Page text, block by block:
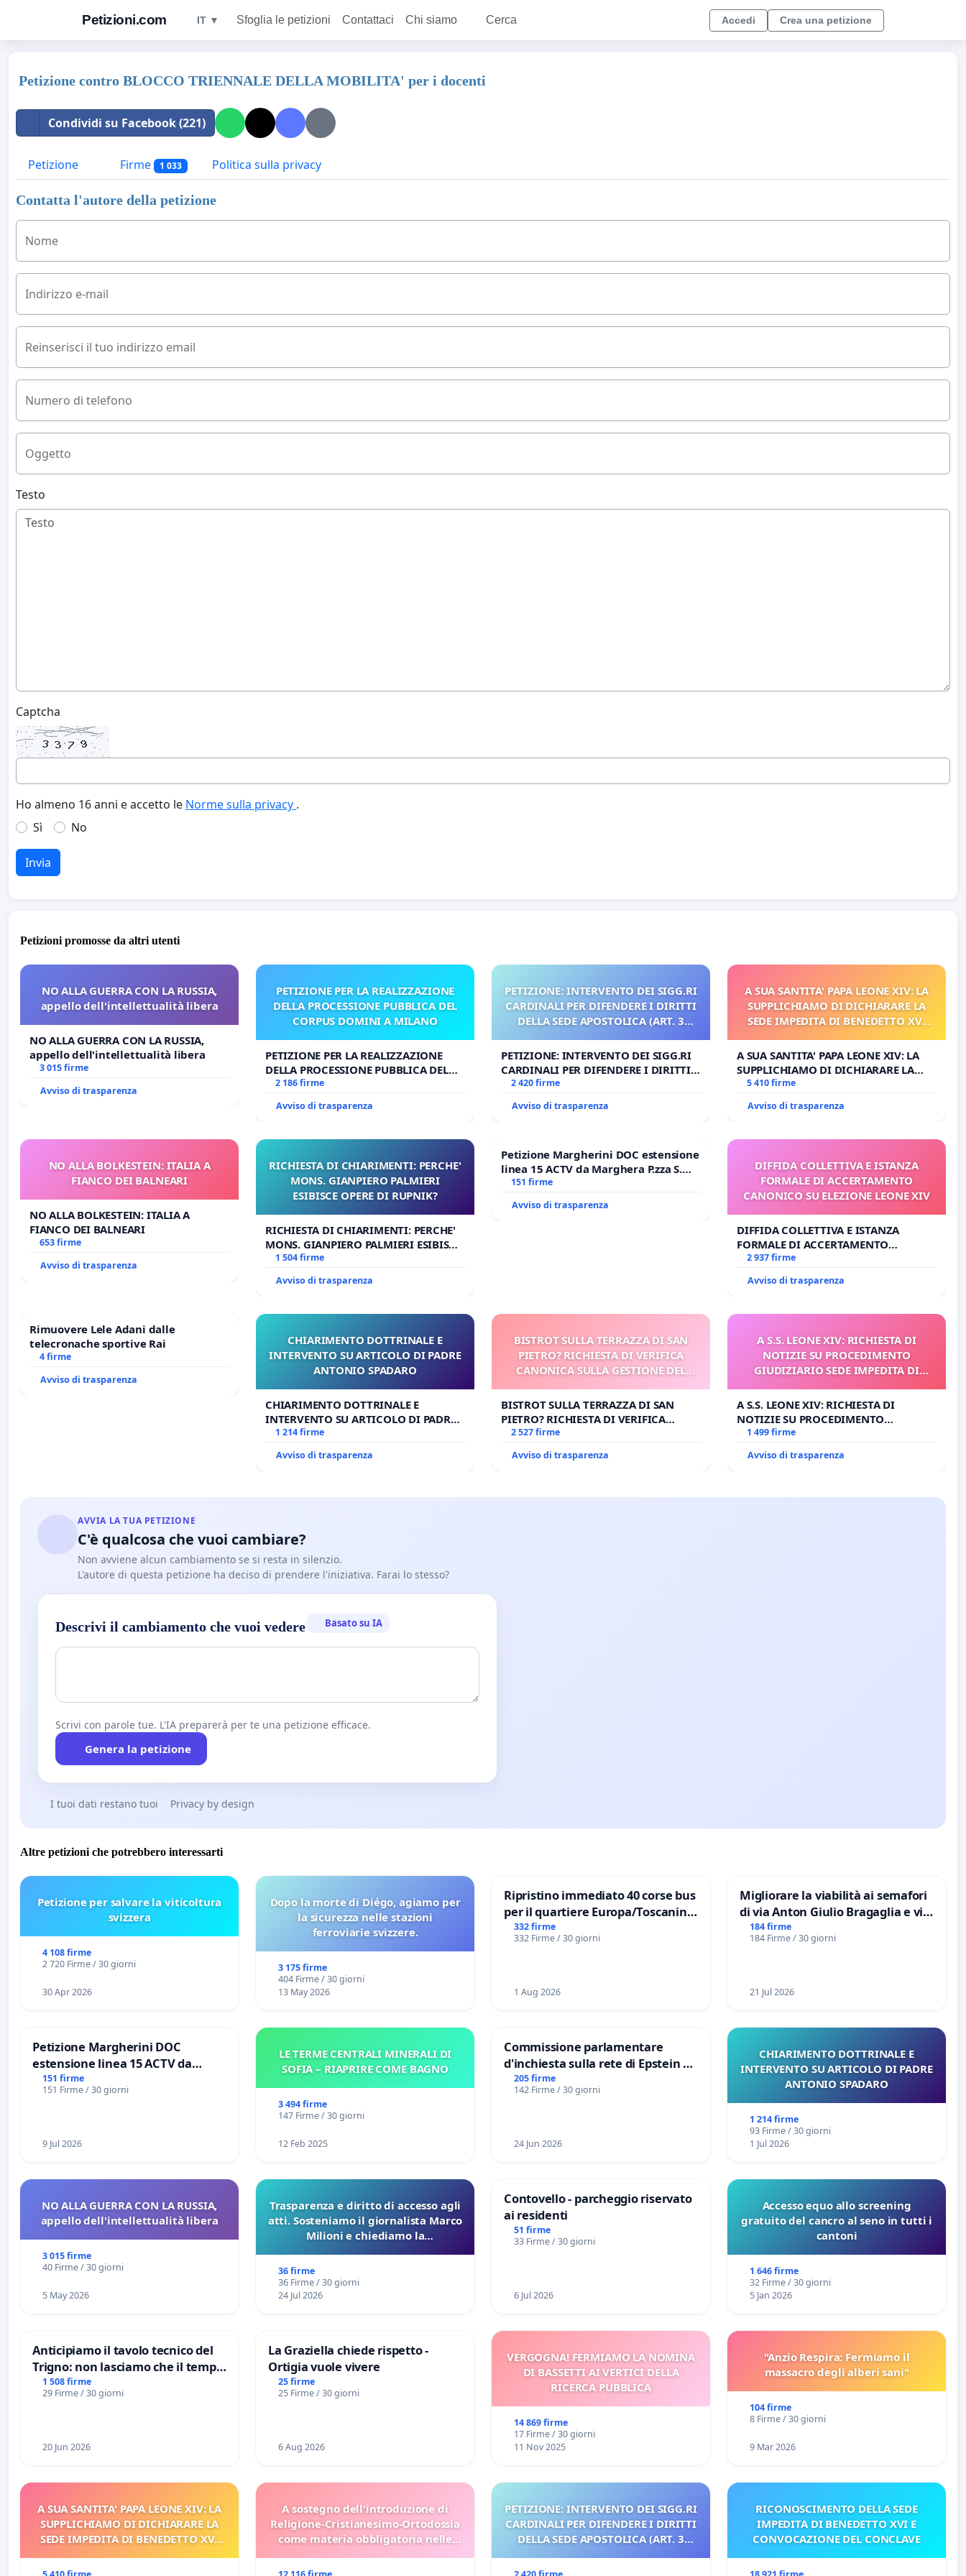
Petizioni.com IT ▼ Sfoglia le petizioni Contattaci Chi siamo Cerca Accedi Crea una petizione
Petizione contro BLOCCO TRIENNALE DELLA MOBILITA' per i docenti
Condividi su Facebook (221)
Petizione Firme 1 033 Politica sulla privacy
Contatta l'autore della petizione
Nome
Indirizzo e-mail
Reinserisci il tuo indirizzo email
Numero di telefono
Oggetto
Testo
Captcha
Ho almeno 16 anni e accetto le Norme sulla privacy .
Sì
No
Invia
Petizioni promosse da altri utenti
NO ALLA GUERRA CON LA RUSSIA,
appello dell'intellettualità libera
NO ALLA GUERRA CON LA RUSSIA,
appello dell'intellettualità libera
3 015 firme
Avviso di trasparenza
PETIZIONE PER LA REALIZZAZIONE
DELLA PROCESSIONE PUBBLICA DEL
CORPUS DOMINI A MILANO
PETIZIONE PER LA REALIZZAZIONE
DELLA PROCESSIONE PUBBLICA DEL
CORPUS DOMINI A MILANO
2 186 firme
Avviso di trasparenza
PETIZIONE: INTERVENTO DEI SIGG.RI
CARDINALI PER DIFENDERE I DIRITTI
DELLA SEDE APOSTOLICA (ART. 3
PETIZIONE: INTERVENTO DEI SIGG.RI
CARDINALI PER DIFENDERE I DIRITTI
DELLA SEDE APOSTOLICA (ART. 3 UDG)
2 420 firme
Avviso di trasparenza
A SUA SANTITA' PAPA LEONE XIV: LA
SUPPLICHIAMO DI DICHIARARE LA
SEDE IMPEDITA DI BENEDETTO XVI
PROCESSO
A SUA SANTITA' PAPA LEONE XIV: LA
SUPPLICHIAMO DI DICHIARARE LA
SEDE IMPEDITA DI BENEDETTO XVI E/O
5 410 firme
Avviso di trasparenza
NO ALLA BOLKESTEIN: ITALIA A
FIANCO DEI BALNEARI
NO ALLA BOLKESTEIN: ITALIA A
FIANCO DEI BALNEARI
653 firme
Avviso di trasparenza
RICHIESTA DI CHIARIMENTI: PERCHE'
MONS. GIANPIERO PALMIERI
ESIBISCE OPERE DI RUPNIK?
RICHIESTA DI CHIARIMENTI: PERCHE'
MONS. GIANPIERO PALMIERI ESIBISCE
OPERE DI RUPNIK?
1 504 firme
Avviso di trasparenza
Petizione Margherini DOC estensione
linea 15 ACTV da Marghera P.zza S.
Antonio all'aeroporto Marco Polo
151 firme
Avviso di trasparenza
DIFFIDA COLLETTIVA E ISTANZA
FORMALE DI ACCERTAMENTO
CANONICO SU ELEZIONE LEONE XIV
DIFFIDA COLLETTIVA E ISTANZA
FORMALE DI ACCERTAMENTO
CANONICO SU ELEZIONE LEONE XIV
2 937 firme
Avviso di trasparenza
Rimuovere Lele Adani dalle
telecronache sportive Rai
4 firme
Avviso di trasparenza
CHIARIMENTO DOTTRINALE E
INTERVENTO SU ARTICOLO DI PADRE
ANTONIO SPADARO
CHIARIMENTO DOTTRINALE E
INTERVENTO SU ARTICOLO DI PADRE
ANTONIO SPADARO
1 214 firme
Avviso di trasparenza
BISTROT SULLA TERRAZZA DI SAN
PIETRO? RICHIESTA DI VERIFICA
CANONICA SULLA GESTIONE DEL
BISTROT SULLA TERRAZZA DI SAN
PIETRO? RICHIESTA DI VERIFICA
CANONICA SULLA GESTIONE DEL
2 527 firme
Avviso di trasparenza
A S.S. LEONE XIV: RICHIESTA DI
NOTIZIE SU PROCEDIMENTO
GIUDIZIARIO SEDE IMPEDITA DI
A S.S. LEONE XIV: RICHIESTA DI
NOTIZIE SU PROCEDIMENTO
GIUDIZIARIO SEDE IMPEDITA DI
1 499 firme
Avviso di trasparenza
AVVIA LA TUA PETIZIONE
C'è qualcosa che vuoi cambiare?
Non avviene alcun cambiamento se si resta in silenzio.
L'autore di questa petizione ha deciso di prendere l'iniziativa. Farai lo stesso?
Descrivi il cambiamento che vuoi vedere Basato su IA
Scrivi con parole tue. L'IA preparerà per te una petizione efficace.
Genera la petizione
I tuoi dati restano tuoi Privacy by design
Altre petizioni che potrebbero interessarti
Petizione per salvare la viticoltura
svizzera
4 108 firme
2 720 Firme / 30 giorni
30 Apr 2026
Dopo la morte di Diégo, agiamo per
la sicurezza nelle stazioni
ferroviarie svizzere.
3 175 firme
404 Firme / 30 giorni
13 May 2026
Ripristino immediato 40 corse bus
per il quartiere Europa/Toscanini
di Aprilia
332 firme
332 Firme / 30 giorni
1 Aug 2026
Migliorare la viabilità ai semafori
di via Anton Giulio Bragaglia e via
Tieri XV MUNICIPIO DI ROMA
184 firme
184 Firme / 30 giorni
21 Jul 2026
Petizione Margherini DOC
estensione linea 15 ACTV da
Marghera P.zza S. Antonio
all'aeroporto Marco Polo tariffa a
151 firme
151 Firme / 30 giorni
9 Jul 2026
LE TERME CENTRALI MINERALI DI
SOFIA – RIAPRIRE COME BAGNO
3 494 firme
147 Firme / 30 giorni
12 Feb 2025
Commissione parlamentare
d'inchiesta sulla rete di Epstein e
del Mossad: verità sugli Epstein
Files
205 firme
142 Firme / 30 giorni
24 Jun 2026
CHIARIMENTO DOTTRINALE E
INTERVENTO SU ARTICOLO DI PADRE
ANTONIO SPADARO
1 214 firme
93 Firme / 30 giorni
1 Jul 2026
NO ALLA GUERRA CON LA RUSSIA,
appello dell'intellettualità libera
3 015 firme
40 Firme / 30 giorni
5 May 2026
Trasparenza e diritto di accesso agli
atti. Sosteniamo il giornalista Marco
Milioni e chiediamo la
sulla Pedemontana Veneta
36 firme
36 Firme / 30 giorni
24 Jul 2026
Contovello - parcheggio riservato
ai residenti
51 firme
33 Firme / 30 giorni
6 Jul 2026
Accesso equo allo screening
gratuito del cancro al seno in tutti i
cantoni
1 646 firme
32 Firme / 30 giorni
5 Jan 2026
Anticipiamo il tavolo tecnico del
Trigno: non lasciamo che il tempo
rallenti le ricerche di Domenico
Racanati
1 508 firme
29 Firme / 30 giorni
20 Jun 2026
La Graziella chiede rispetto -
Ortigia vuole vivere
25 firme
25 Firme / 30 giorni
6 Aug 2026
VERGOGNA! FERMIAMO LA NOMINA
DI BASSETTI AI VERTICI DELLA
RICERCA PUBBLICA
14 869 firme
17 Firme / 30 giorni
11 Nov 2025
"Anzio Respira: Fermiamo il
massacro degli alberi sani"
104 firme
8 Firme / 30 giorni
9 Mar 2026
A SUA SANTITA' PAPA LEONE XIV: LA
SUPPLICHIAMO DI DICHIARARE LA
SEDE IMPEDITA DI BENEDETTO XVI
A sostegno dell'introduzione di
Religione-Cristianesimo-Ortodossia
come materia obbligatoria nelle
PETIZIONE: INTERVENTO DEI SIGG.RI
CARDINALI PER DIFENDERE I DIRITTI
DELLA SEDE APOSTOLICA (ART. 3
RICONOSCIMENTO DELLA SEDE
IMPEDITA DI BENEDETTO XVI E
CONVOCAZIONE DEL CONCLAVE